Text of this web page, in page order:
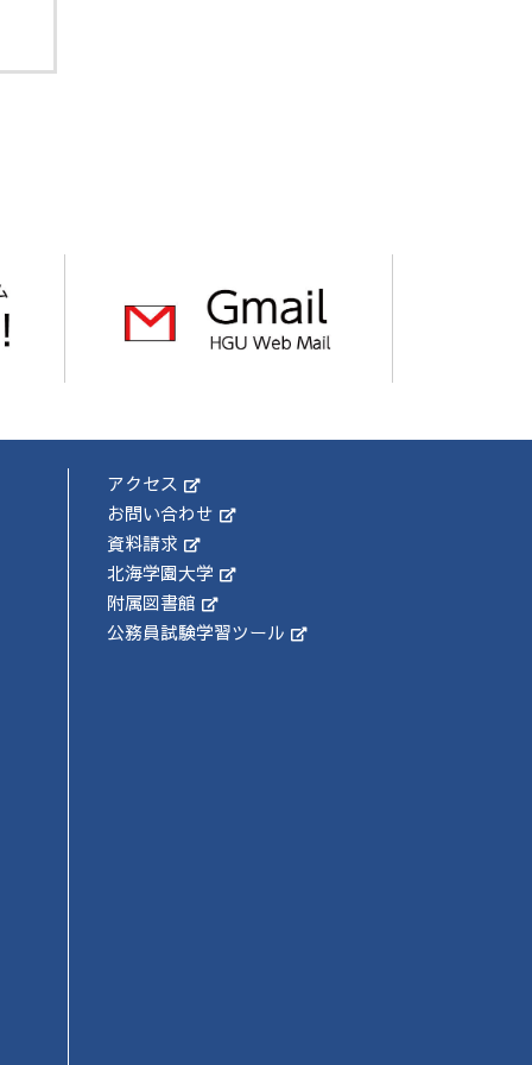
アクセス
お問い合わせ
資料請求
北海学園大学
附属図書館
公務員試験学習ツール